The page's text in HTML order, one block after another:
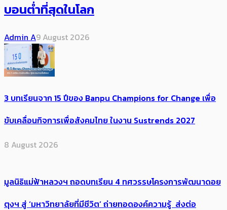
บอนต่ำที่สุดในโลก
Admin A9 August 2026
3 บทเรียนจาก 15 ปีของ Banpu Champions for Change เพื่อ
ขับเคลื่อนกิจการเพื่อสังคมไทย ในงาน Sustrends 2027
8 August 2026
มูลนิธิแม่ฟ้าหลวงฯ ถอดบทเรียน 4 ทศวรรษโครงการพัฒนาดอย
ตุงฯ สู่ ‘มหาวิทยาลัยที่มีชีวิต’ ถ่ายทอดองค์ความรู้ ส่งต่อ